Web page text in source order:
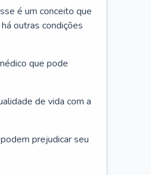
é um conceito que
outras condições
que pode
de vida com a
prejudicar seu